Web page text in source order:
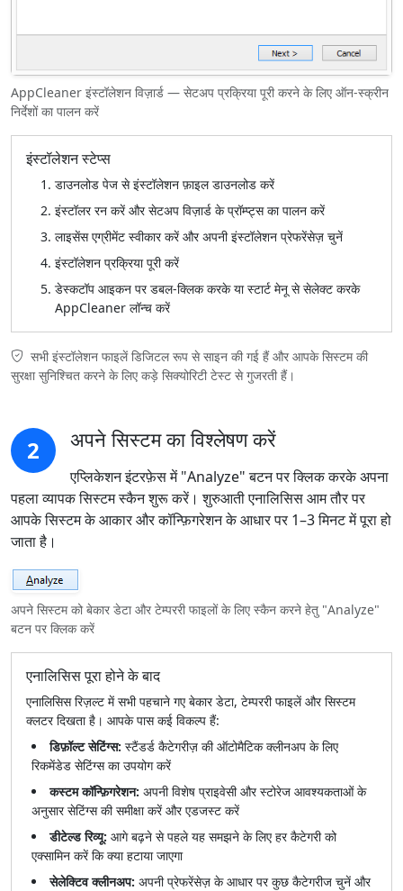
AppCleaner इंस्टॉलेशन विज़ार्ड — सेटअप प्रक्रिया पूरी करने के लिए ऑन-स्क्रीन
निर्देशों का पालन करें
इंस्टॉलेशन स्टेप्स
डाउनलोड पेज से इंस्टॉलेशन फ़ाइल डाउनलोड करें
इंस्टॉलर रन करें और सेटअप विज़ार्ड के प्रॉम्प्ट्स का पालन करें
लाइसेंस एग्रीमेंट स्वीकार करें और अपनी इंस्टॉलेशन प्रेफरेंसेज़ चुनें
इंस्टॉलेशन प्रक्रिया पूरी करें
डेस्कटॉप आइकन पर डबल-क्लिक करके या स्टार्ट मेनू से सेलेक्ट करके
AppCleaner लॉन्च करें
सभी इंस्टॉलेशन फाइलें डिजिटल रूप से साइन की गई हैं और आपके सिस्टम की
सुरक्षा सुनिश्चित करने के लिए कड़े सिक्योरिटी टेस्ट से गुजरती हैं।
2 अपने सिस्टम का विश्लेषण करें
एप्लिकेशन इंटरफ़ेस में "Analyze" बटन पर क्लिक करके अपना
पहला व्यापक सिस्टम स्कैन शुरू करें। शुरुआती एनालिसिस आम तौर पर
आपके सिस्टम के आकार और कॉन्फ़िगरेशन के आधार पर 1–3 मिनट में पूरा हो
जाता है।
अपने सिस्टम को बेकार डेटा और टेम्पररी फाइलों के लिए स्कैन करने हेतु "Analyze"
बटन पर क्लिक करें
एनालिसिस पूरा होने के बाद
एनालिसिस रिज़ल्ट में सभी पहचाने गए बेकार डेटा, टेम्पररी फाइलें और सिस्टम
क्लटर दिखता है। आपके पास कई विकल्प हैं:
डिफ़ॉल्ट सेटिंग्स: स्टैंडर्ड कैटेगरीज़ की ऑटोमैटिक क्लीनअप के लिए
रिकमेंडेड सेटिंग्स का उपयोग करें
कस्टम कॉन्फ़िगरेशन: अपनी विशेष प्राइवेसी और स्टोरेज आवश्यकताओं के
अनुसार सेटिंग्स की समीक्षा करें और एडजस्ट करें
डीटेल्ड रिव्यू: आगे बढ़ने से पहले यह समझने के लिए हर कैटेगरी को
एक्सामिन करें कि क्या हटाया जाएगा
सेलेक्टिव क्लीनअप: अपनी प्रेफरेंसेज़ के आधार पर कुछ कैटेगरीज चुनें और